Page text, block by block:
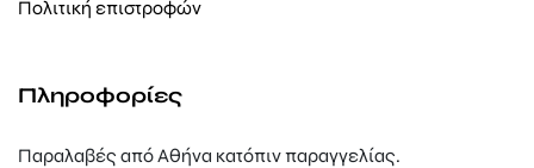
Πολιτική επιστροφών
Πληροφορίες
Παραλαβές από Αθήνα κατόπιν παραγγελίας.